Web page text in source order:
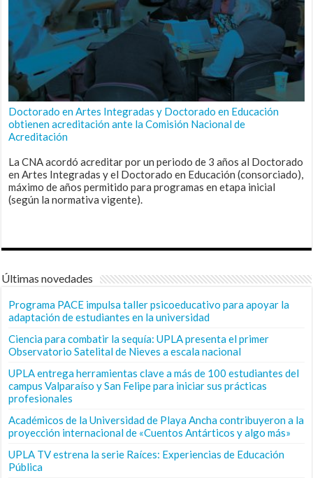
Doctorado en Artes Integradas y Doctorado en Educación
obtienen acreditación ante la Comisión Nacional de
Acreditación
La CNA acordó acreditar por un periodo de 3 años al Doctorado
en Artes Integradas y el Doctorado en Educación (consorciado),
máximo de años permitido para programas en etapa inicial
(según la normativa vigente).
Últimas novedades
Programa PACE impulsa taller psicoeducativo para apoyar la
adaptación de estudiantes en la universidad
Ciencia para combatir la sequía: UPLA presenta el primer
Observatorio Satelital de Nieves a escala nacional
UPLA entrega herramientas clave a más de 100 estudiantes del
campus Valparaíso y San Felipe para iniciar sus prácticas
profesionales
Académicos de la Universidad de Playa Ancha contribuyeron a la
proyección internacional de «Cuentos Antárticos y algo más»
UPLA TV estrena la serie Raíces: Experiencias de Educación
Pública